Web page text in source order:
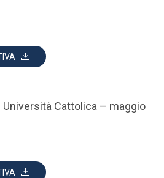
Cattolica – maggio